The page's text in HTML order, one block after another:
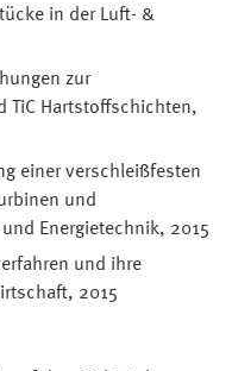
in der Luft- &
zur
TiC Hartstoffschichten,
einer verschleißfesten
und
Energietechnik, 2015
und ihre
2015